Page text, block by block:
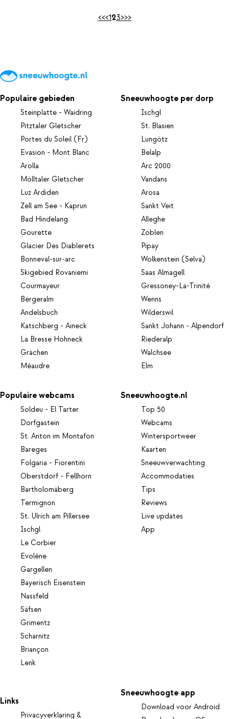
<<<123>>>
Populaire gebieden
Steinplatte - Waidring
Pitztaler Gletscher
Portes du Soleil (Fr)
Evasion - Mont Blanc
Arolla
Mölltaler Gletscher
Luz Ardiden
Zell am See - Kaprun
Bad Hindelang
Gourette
Glacier Des Diablerets
Bonneval-sur-arc
Skigebied Rovaniemi
Courmayeur
Bergeralm
Andelsbuch
Katschberg - Aineck
La Bresse Hohneck
Grächen
Méaudre
Sneeuwhoogte per dorp
Ischgl
St. Blasien
Lungötz
Belalp
Arc 2000
Vandans
Arosa
Sankt Veit
Alleghe
Zöblen
Pipay
Wolkenstein (Selva)
Saas Almagell
Gressoney-La-Trinité
Wenns
Wilderswil
Sankt Johann - Alpendorf
Riederalp
Walchsee
Elm
Populaire webcams
Soldeu - El Tarter
Dorfgastein
St. Anton im Montafon
Bareges
Folgaria - Fiorentini
Oberstdorf - Fellhorn
Bartholomäberg
Termignon
St. Ulrich am Pillersee
Ischgl
Le Corbier
Evolène
Gargellen
Bayerisch Eisenstein
Nassfeld
Säfsen
Grimentz
Scharnitz
Briançon
Lenk
Sneeuwhoogte.nl
Top 50
Webcams
Wintersportweer
Kaarten
Sneeuwverwachting
Accommodaties
Tips
Reviews
Live updates
App
Links
Privacyverklaring &
Sneeuwhoogte app
Download voor Android